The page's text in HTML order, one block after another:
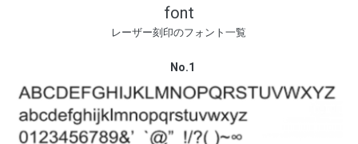
font
レーザー刻印のフォント一覧
No.1